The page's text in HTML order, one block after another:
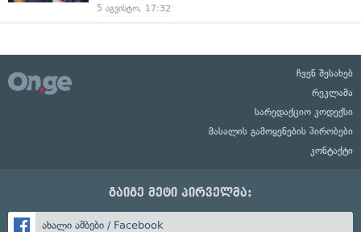
5 აგვისტო, 17:32
ჩვენ შესახებ
რეკლამა
სარედაქციო კოდექსი
მასალის გამოყენების პირობები
კონტაქტი
გაიგე მეტი პირველმა:
ახალი ამბები / Facebook